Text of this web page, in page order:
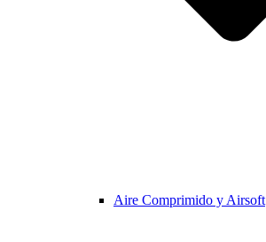
Aire Comprimido y Airsoft